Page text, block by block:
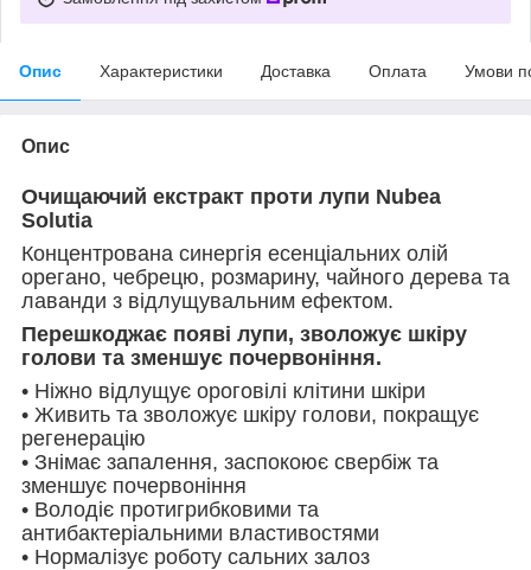
Опис Характеристики Доставка Оплата Умови
Опис
Очищаючий екстракт проти лупи Nubea
Solutia
Концентрована синергія есенціальних олій
орегано, чебрецю, розмарину, чайного дерева та
лаванди з відлущувальним ефектом.
Перешкоджає появі лупи, зволожує шкіру
голови та зменшує почервоніння.
• Ніжно відлущує ороговілі клітини шкіри
• Живить та зволожує шкіру голови, покращує
регенерацію
• Знімає запалення, заспокоює свербіж та
зменшує почервоніння
• Володіє протигрибковими та
антибактеріальними властивостями
• Нормалізує роботу сальних залоз